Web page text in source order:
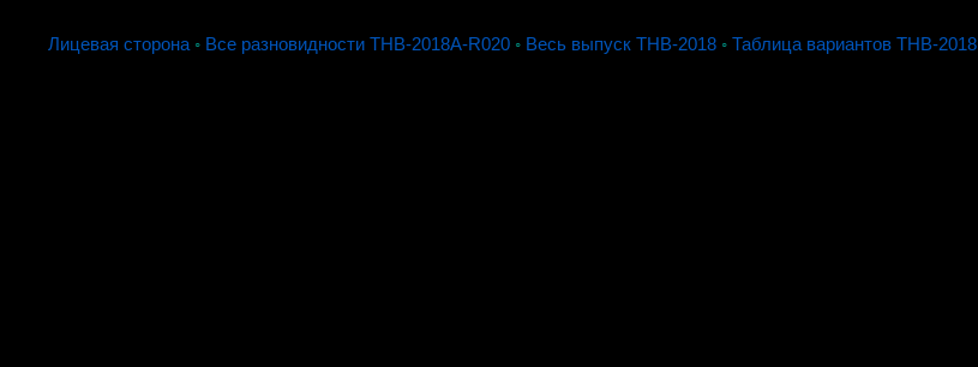
Лицевая сторона◦ Все разновидности THB-2018A-R020 ◦ Весь выпуск THB-2018 ◦ Таблица вариантов THB-2018